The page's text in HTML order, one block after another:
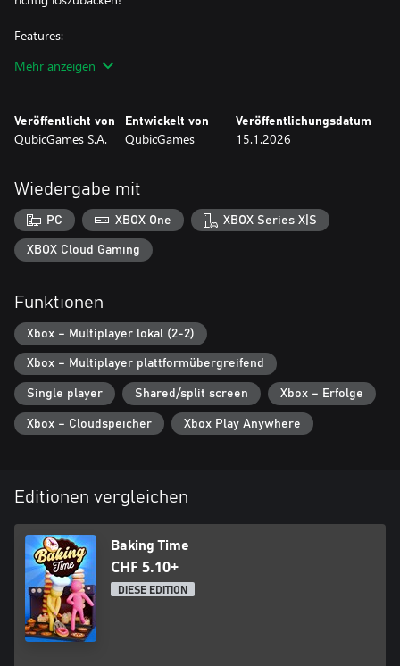
Features:
Kunden nicht widerstehen können!
- Bediene die Kasse und stille den Appetit deiner Kunden!
- Verdiene tonnenweise Geld, um neue Stufen deiner Bäckerei
einzusammeln!
- Schalte 32 niedliche Tiere frei, die das Geld erhöhen, das du und
deine Bäcker einsammelt!
- Verbessere deinen Charakter und deine Arbeiter, damit sie
schneller laufen oder mehr Gebäck tragen können!
- Bereite Gebäck für spezielle große Bestellungen vor!
- Füttere deine Keksmonster, um jede Sekunde Geld zu
bekommen
- Nutze den Teleporter, um dich schneller zwischen den Levels zu
bewegen
- Lass dich vom Kochfieber mitreißen und versuche, nicht
hungrig zu werden!
Mehr anzeigen
Veröffentlicht von
QubicGames S.A.
Entwickelt von
QubicGames
Veröffentlichungsdatum
15.1.2026
Wiedergabe mit
PC XBOX One XBOX Series X|S
XBOX Cloud Gaming
Funktionen
Xbox – Multiplayer lokal (2-2)
Xbox – Multiplayer plattformübergreifend
Single player Shared/split screen Xbox – Erfolge
Xbox – Cloudspeicher Xbox Play Anywhere
Editionen vergleichen
Baking Time
CHF 5.10+
DIESE EDITION